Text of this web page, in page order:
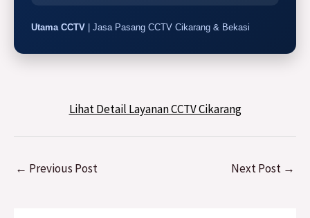
Utama CCTV | Jasa Pasang CCTV Cikarang & Bekasi
Lihat Detail Layanan CCTV Cikarang
← Previous Post Next Post →